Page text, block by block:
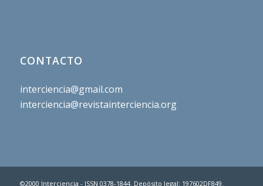
CONTACTO
interciencia@gmail.com
interciencia@revistainterciencia.org
©2000 Interciencia - ISSN 0378-1844. Depósito legal: 197602DF849.